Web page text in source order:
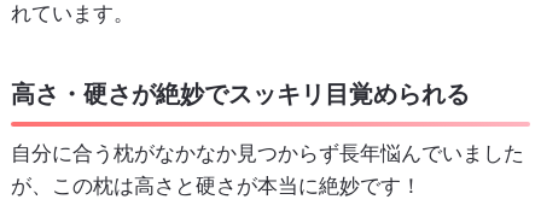
れています。
高さ・硬さが絶妙でスッキリ目覚められる
自分に合う枕がなかなか見つからず長年悩んでいました
が、この枕は高さと硬さが本当に絶妙です！